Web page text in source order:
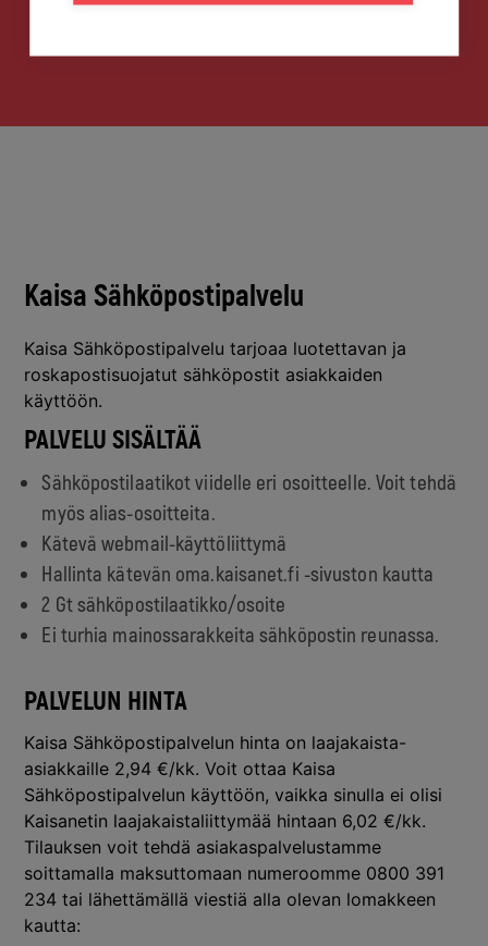
Kaisa Sähköpostipalvelu
Kaisa Sähköpostipalvelu tarjoaa luotettavan ja
roskapostisuojatut sähköpostit asiakkaiden
käyttöön.
PALVELU SISÄLTÄÄ
Sähköpostilaatikot viidelle eri osoitteelle. Voit tehdä
myös alias-osoitteita.
Kätevä webmail-käyttöliittymä
Hallinta kätevän oma.kaisanet.fi -sivuston kautta
2 Gt sähköpostilaatikko/osoite
Ei turhia mainossarakkeita sähköpostin reunassa.
PALVELUN HINTA
Kaisa Sähköpostipalvelun hinta on laajakaista-
asiakkaille 2,94 €/kk. Voit ottaa Kaisa
Sähköpostipalvelun käyttöön, vaikka sinulla ei olisi
Kaisanetin laajakaistaliittymää hintaan 6,02 €/kk.
Tilauksen voit tehdä asiakaspalvelustamme
soittamalla maksuttomaan numeroomme 0800 391
234 tai lähettämällä viestiä alla olevan lomakkeen
kautta: